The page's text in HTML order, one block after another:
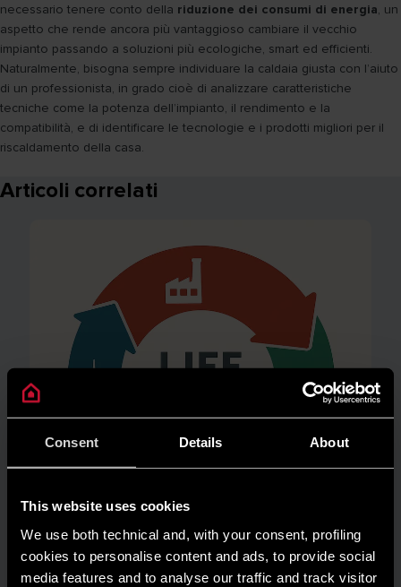
Consent Details About
This website uses cookies
We use both technical and, with your consent, profiling
cookies to personalise content and ads, to provide social
media features and to analyse our traffic and track visitor
necessario tenere conto della riduzione dei consumi di energia, un
aspetto che rende ancora più vantaggioso cambiare il vecchio
impianto passando a soluzioni più ecologiche, smart ed efficienti.
Naturalmente, bisogna sempre individuare la caldaia giusta con l’aiuto
di un professionista, in grado cioè di analizzare caratteristiche
tecniche come la potenza dell’impianto, il rendimento e la
compatibilità, e di identificare le tecnologie e i prodotti migliori per il
riscaldamento della casa.
Articoli correlati
AMBIENTE